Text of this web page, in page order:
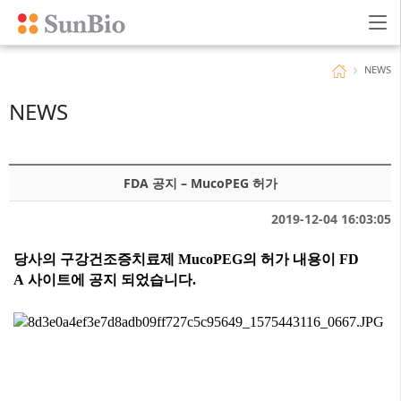
NEWS
NEWS
FDA 공지 – MucoPEG 허가
2019-12-04 16:03:05
당사의 구강건조증치료제 MucoPEG의 허가 내용이 FD
A 사이트에 공지 되었습니다.